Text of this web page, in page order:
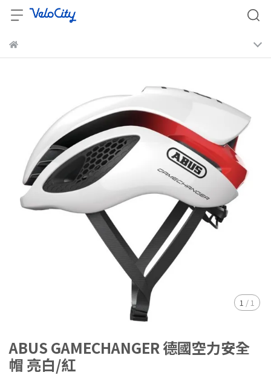
1 / 1
ABUS GAMECHANGER 德國空力安全
帽 亮白/紅